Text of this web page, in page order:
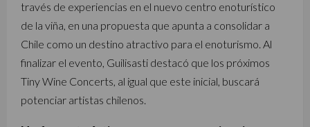
través de experiencias en el nuevo centro enoturístico
de la viña, en una propuesta que apunta a consolidar a
Chile como un destino atractivo para el enoturismo. Al
finalizar el evento, Guilisasti destacó que los próximos
Tiny Wine Concerts, al igual que este inicial, buscará
potenciar artistas chilenos.